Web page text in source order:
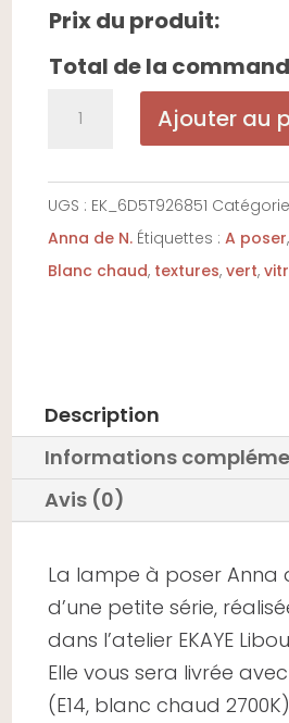
Prix du produit:
Total de la
à
poser
fleur
de
N.
Vert-
flammé
Ajouter au
UGS : EK_6D5T926851
Anna de N. Étiquettes :A poser,
Blanc chaud, textures,vert,
Description
Informations
Avis (0)
La lampe à poser Anna
d’une petite série,
dans l’atelier EKAYE
Elle vous sera livrée
(E14, blanc chaud